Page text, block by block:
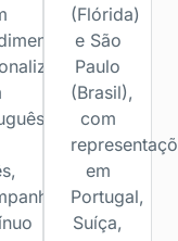
(Flórida)
e São
Paulo
(Brasil),
com
em
Portugal,
Suíça,